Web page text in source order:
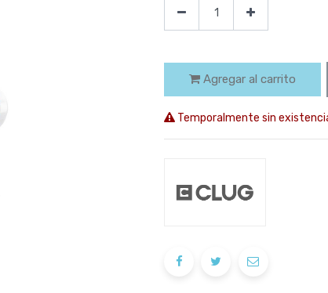
Agregar al carrito
Temporalmente sin